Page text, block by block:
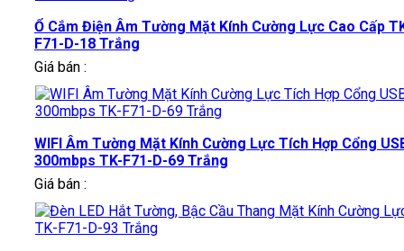
Ổ Cắm Điện Âm Tường Mặt Kính Cường Lực Cao Cấp
F71-D-18 Trắng
Giá bán :
WIFI Âm Tường Mặt Kính Cường Lực Tích Hợp Cổng
300mbps TK-F71-D-69 Trắng
Giá bán :